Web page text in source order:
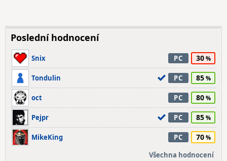
Poslední hodnocení
Snix PC 30
Tondulin PC 85
oct PC 80
Pejpr PC 85
MikeKing PC 70
Všechna hodnocení